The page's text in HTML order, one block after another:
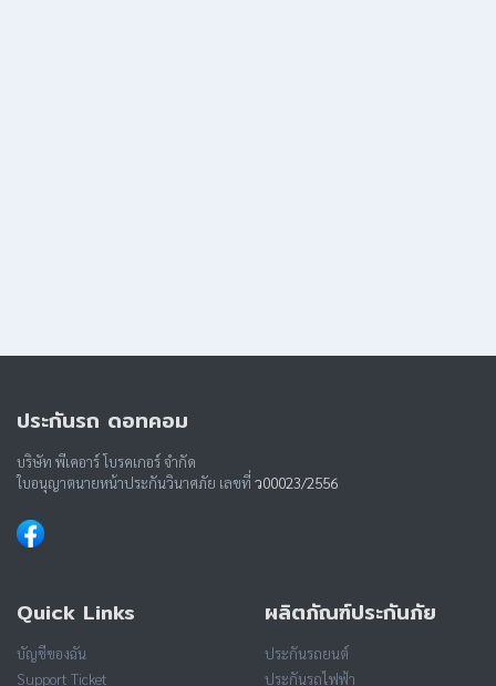
ประกันรถ ดอทคอม
บริษัท พีเคอาร์ โบรคเกอร์ จำกัด
ใบอนุญาตนายหน้าประกันวินาศภัย เลขที่ ว00023/2556
Quick Links
บัญชีของฉัน
Support Ticket
ผลิตภัณฑ์ประกันภัย
ประกันรถยนต์
ประกันรถไฟฟ้า